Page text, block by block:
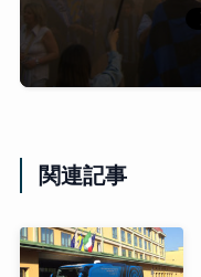
関連記事